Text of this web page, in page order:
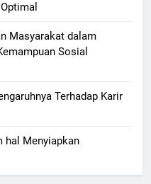
Masyarakat dalam
Sosial
Terhadap Karir
hal Menyiapkan